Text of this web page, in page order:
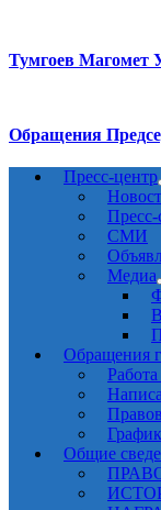
Тумгоев Магомет
Обращения
Пресс-центр
Пресс-
СМИ
Медиа
Обращения
Общие